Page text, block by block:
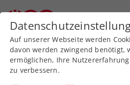
Zurück zur Newsübersicht
Davis Cup
Auf unserer Webseite werden
davon werden zwingend benötigt,
ermöglichen, Ihre
zu verbessern.